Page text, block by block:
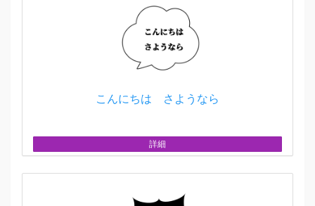
こんにちは さようなら
詳細